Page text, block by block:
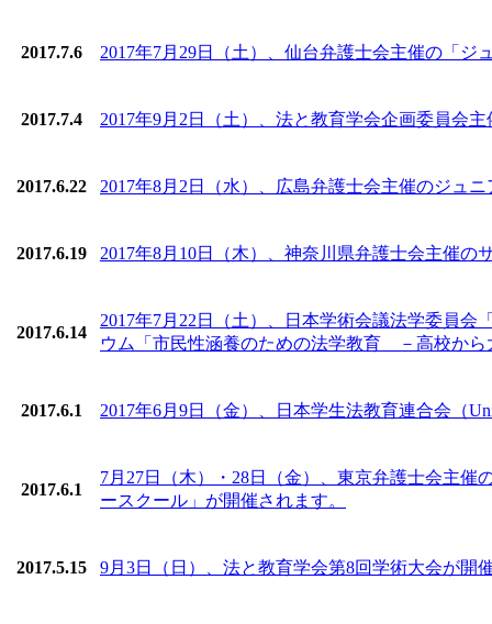
2017.7.6 2017年7月29日（土）、仙台弁護士会主催の「
2017.7.4 2017年9月2日（土）、法と教育学会企画委員会
2017.6.22 2017年8月2日（水）、広島弁護士会主催のジュ
2017.6.19 2017年8月10日（木）、神奈川県弁護士会主催の
2017.6.14
2017年7月22日（土）、日本学術会議法学委員
ウム「市民性涵養のための法学教育 －高校から
2017.6.1 2017年6月9日（金）、日本学生法教育連合会（
2017.6.1
7月27日（木）・28日（金）、東京弁護士会主
ースクール」が開催されます。
2017.5.15 9月3日（日）、法と教育学会第8回学術大会が開